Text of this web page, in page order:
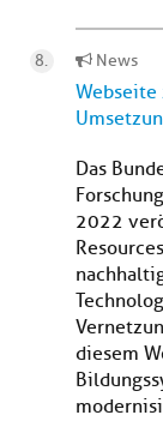
News
Webseite
Das
2022
diesem